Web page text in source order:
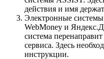
действия и имя
Электронные системы
WebMoney и
система
сервиса. Здесь
инструкции.